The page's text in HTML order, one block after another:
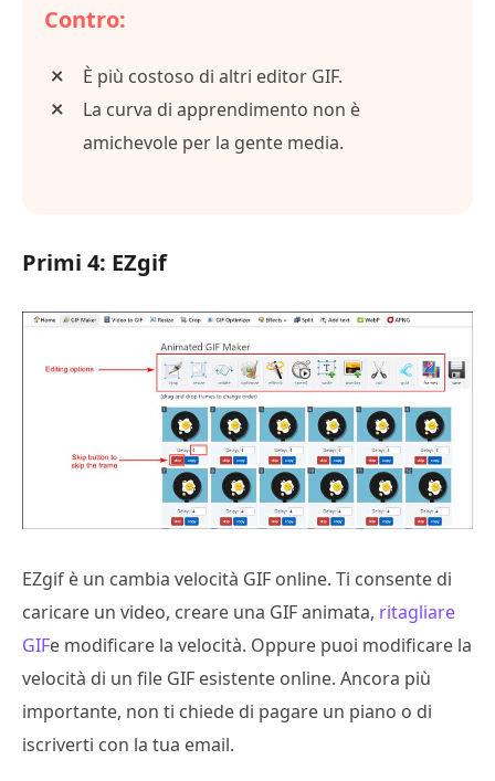
Contro:
È più costoso di altri editor GIF.
La curva di apprendimento non è
amichevole per la gente media.
Primi 4: EZgif
EZgif è un cambia velocità GIF online. Ti consente di
caricare un video, creare una GIF animata, ritagliare
GIFe modificare la velocità. Oppure puoi modificare la
velocità di un file GIF esistente online. Ancora più
importante, non ti chiede di pagare un piano o di
iscriverti con la tua email.